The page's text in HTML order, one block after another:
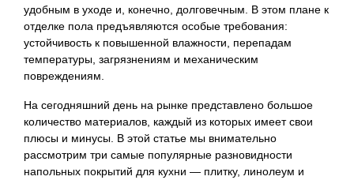
удобным в уходе и, конечно, долговечным. В этом плане к
отделке пола предъявляются особые требования:
устойчивость к повышенной влажности, перепадам
температуры, загрязнениям и механическим
повреждениям.
На сегодняшний день на рынке представлено большое
количество материалов, каждый из которых имеет свои
плюсы и минусы. В этой статье мы внимательно
рассмотрим три самые популярные разновидности
напольных покрытий для кухни — плитку, линолеум и